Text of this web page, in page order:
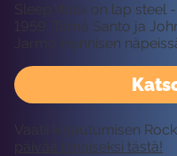
Sleep Walk on lap steel
1959. Tämä Santo ja
Jarmo Hynnisen
Vaatii kirjautumisen
päivää ilmaiseksi tästä!